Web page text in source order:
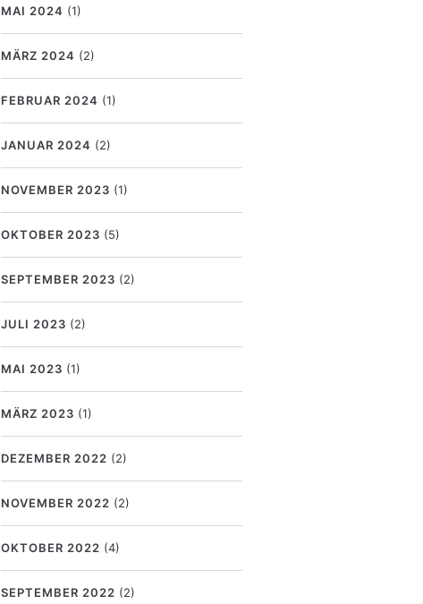
MAI 2024 (1)
MÄRZ 2024 (2)
FEBRUAR 2024 (1)
JANUAR 2024 (2)
NOVEMBER 2023 (1)
OKTOBER 2023 (5)
SEPTEMBER 2023 (2)
JULI 2023 (2)
MAI 2023 (1)
MÄRZ 2023 (1)
DEZEMBER 2022 (2)
NOVEMBER 2022 (2)
OKTOBER 2022 (4)
SEPTEMBER 2022 (2)